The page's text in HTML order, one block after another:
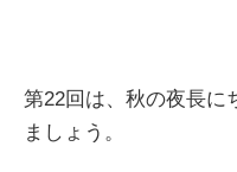
第22回は、秋の夜長に
ましょう。